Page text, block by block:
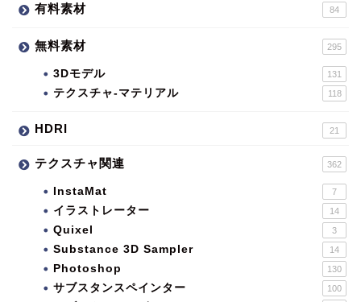
有料素材 84
無料素材 295
3Dモデル 131
テクスチャ-マテリアル 118
HDRI 21
テクスチャ関連 362
InstaMat 7
イラストレーター 14
Quixel 3
Substance 3D Sampler 14
Photoshop 130
サブスタンスペインター 100